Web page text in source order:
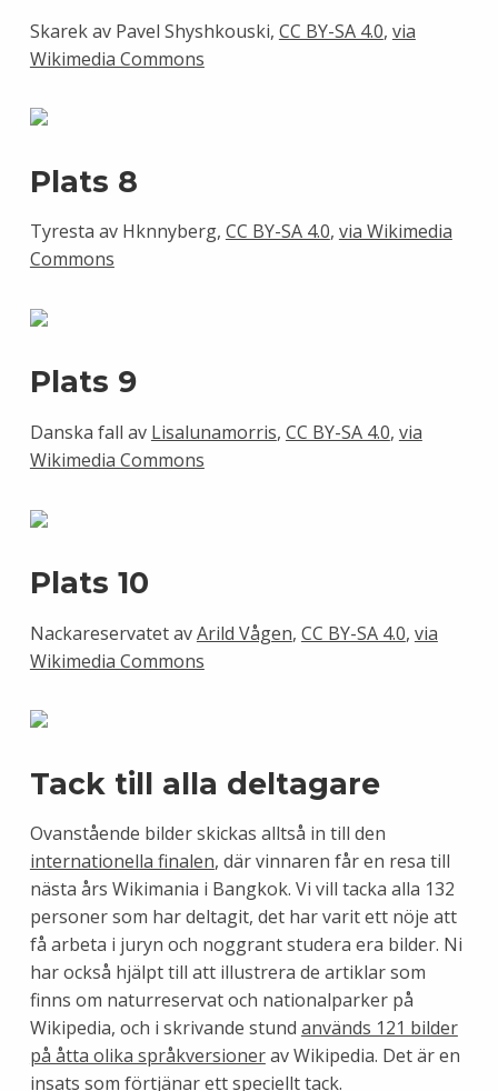
Skarek av Pavel Shyshkouski, CC BY-SA 4.0, via
Wikimedia Commons
Plats 8
Tyresta av Hknnyberg, CC BY-SA 4.0, via Wikimedia
Commons
Plats 9
Danska fall av Lisalunamorris, CC BY-SA 4.0, via
Wikimedia Commons
Plats 10
Nackareservatet avArild Vågen, CC BY-SA 4.0, via
Wikimedia Commons
Tack till alla deltagare
Ovanstående bilder skickas alltså in till den
internationella finalen, där vinnaren får en resa till
nästa års Wikimania i Bangkok. Vi vill tacka alla 132
personer som har deltagit, det har varit ett nöje att
få arbeta i juryn och noggrant studera era bilder. Ni
har också hjälpt till att illustrera de artiklar som
finns om naturreservat och nationalparker på
Wikipedia, och i skrivande stund används 121 bilder
på åtta olika språkversionerav Wikipedia. Det är en
insats som förtjänar ett speciellt tack.